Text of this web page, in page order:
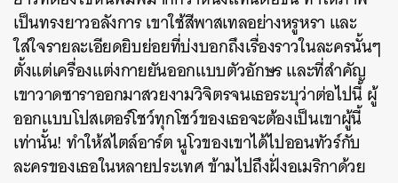
เป็นทรงยาวอลังการ เขาใช้สีพาสเทลอย่างหรูหรา และ
ใส่ใจรายละเอียดยิบย่อยที่บ่งบอกถึงเรื่องราวในละครนั้นๆ
ตั้งแต่เครื่องแต่งกายยันออกแบบตัวอักษร และที่สำคัญ
เขาวาดซาราออกมาสวยงามวิจิตรจนเธอระบุว่าต่อไปนี้ ผู้
ออกแบบโปสเตอร์โชว์ทุกโชว์ของเธอจะต้องเป็นเขาผู้นี้
เท่านั้น! ทำให้สไตล์อาร์ต นูโวของเขาได้ไปออนทัวร์กับ
ละครของเธอในหลายประเทศ ข้ามไปถึงฝั่งอเมริกาด้วย